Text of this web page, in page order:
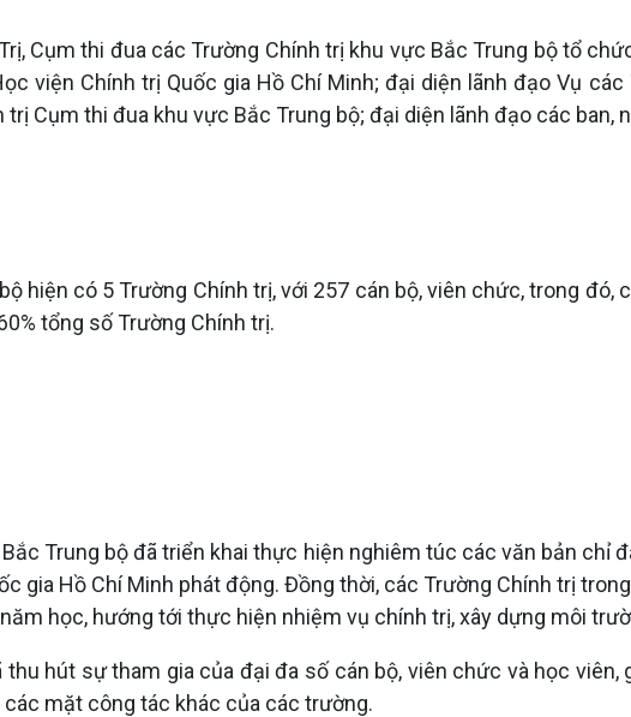
Cụm thi đua các Trường Chính trị khu vực Bắc Trung bộ tổ
viện Chính trị Quốc gia Hồ Chí Minh; đại diện lãnh đạo Vụ
Cụm thi đua khu vực Bắc Trung bộ; đại diện lãnh đạo các ban,
hiện có 5 Trường Chính trị, với 257 cán bộ, viên chức, trong đó,
tổng số Trường Chính trị.
Trung bộ đã triển khai thực hiện nghiêm túc các văn bản chỉ
gia Hồ Chí Minh phát động. Đồng thời, các Trường Chính trị
học, hướng tới thực hiện nhiệm vụ chính trị, xây dựng môi
hút sự tham gia của đại đa số cán bộ, viên chức và học
mặt công tác khác của các trường.